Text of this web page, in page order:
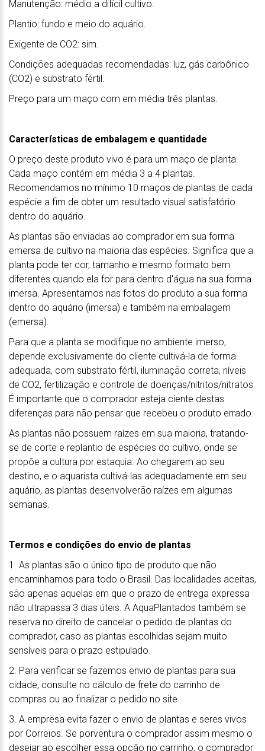
Manutenção: médio a difícil cultivo.
Plantio: fundo e meio do aquário.
Exigente de CO2: sim.
Condições adequadas recomendadas: luz, gás carbônico
(CO2) e substrato fértil.
Preço para um maço com em média três plantas.
Características de embalagem e quantidade
O preço deste produto vivo é para um maço de planta.
Cada maço contém em média 3 a 4 plantas.
Recomendamos no mínimo 10 maços de plantas de cada
espécie a fim de obter um resultado visual satisfatório
dentro do aquário.
As plantas são enviadas ao comprador em sua forma
emersa de cultivo na maioria das espécies. Significa que a
planta pode ter cor, tamanho e mesmo formato bem
diferentes quando ela for para dentro d'água na sua forma
imersa. Apresentamos nas fotos do produto a sua forma
dentro do aquário (imersa) e também na embalagem
(emersa).
Para que a planta se modifique no ambiente imerso,
depende exclusivamente do cliente cultivá-la de forma
adequada, com substrato fértil, iluminação correta, níveis
de CO2, fertilização e controle de doenças/nitritos/nitratos.
É importante que o comprador esteja ciente destas
diferenças para não pensar que recebeu o produto errado.
As plantas não possuem raízes em sua maioria, tratando-
se de corte e replantio de espécies do cultivo, onde se
propõe a cultura por estaquia. Ao chegarem ao seu
destino, e o aquarista cultivá-las adequadamente em seu
aquário, as plantas desenvolverão raízes em algumas
semanas.
Termos e condições do envio de plantas
1. As plantas são o único tipo de produto que não
encaminhamos para todo o Brasil. Das localidades aceitas,
são apenas aquelas em que o prazo de entrega expressa
não ultrapassa 3 dias úteis. A AquaPlantados também se
reserva no direito de cancelar o pedido de plantas do
comprador, caso as plantas escolhidas sejam muito
sensíveis para o prazo estipulado.
2. Para verificar se fazemos envio de plantas para sua
cidade, consulte no cálculo de frete do carrinho de
compras ou ao finalizar o pedido no site.
3. A empresa evita fazer o envio de plantas e seres vivos
por Correios. Se porventura o comprador assim mesmo o
desejar ao escolher essa opção no carrinho, o comprador